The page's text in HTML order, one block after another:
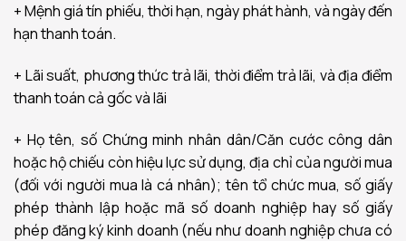
+ Mệnh giá tín phiếu, thời hạn, ngày phát hành, và ngày đến
hạn thanh toán.
+ Lãi suất, phương thức trả lãi, thời điểm trả lãi, và địa điểm
thanh toán cả gốc và lãi
+ Họ tên, số Chứng minh nhân dân/Căn cước công dân
hoặc hộ chiếu còn hiệu lực sử dụng, địa chỉ của người mua
(đối với người mua là cá nhân); tên tổ chức mua, số giấy
phép thành lập hoặc mã số doanh nghiệp hay số giấy
phép đăng ký kinh doanh (nếu như doanh nghiệp chưa có